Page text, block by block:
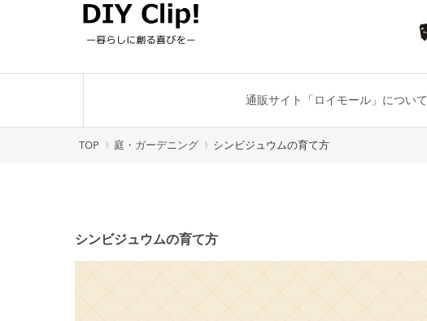
通販サイト「ロイモール」について
TOP 庭・ガーデニング シンビジュウムの育て方
シンビジュウムの育て方